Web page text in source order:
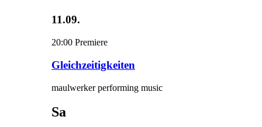
11.09.
20:00 Premiere
Gleichzeitigkeiten
maulwerker performing music
Sa